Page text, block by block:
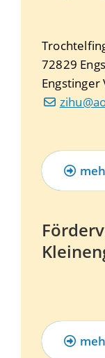
Engstinger
72829